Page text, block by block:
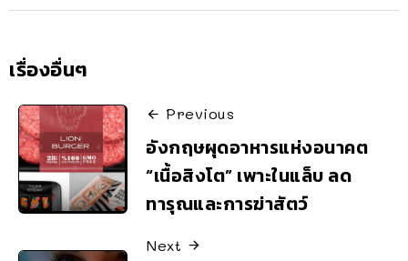
เรื่องอื่นๆ
Previous
อังกฤษผุดอาหารแห่งอนาคต
“เนื้อสิงโต” เพาะในแล็บ ลด
ทารุณและการฆ่าสัตว์
Next